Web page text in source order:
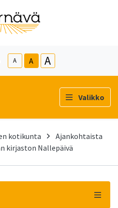
A A A
Valikko
kotikunta
Ajankohtaista
kirjaston Nallepäivä